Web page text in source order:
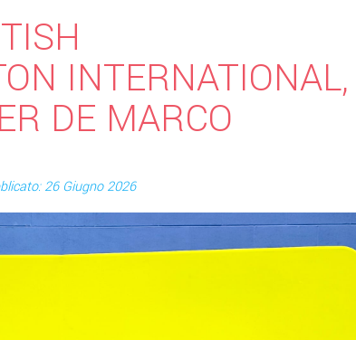
INTERNATIONAL,
DE MARCO
26 Giugno 2026